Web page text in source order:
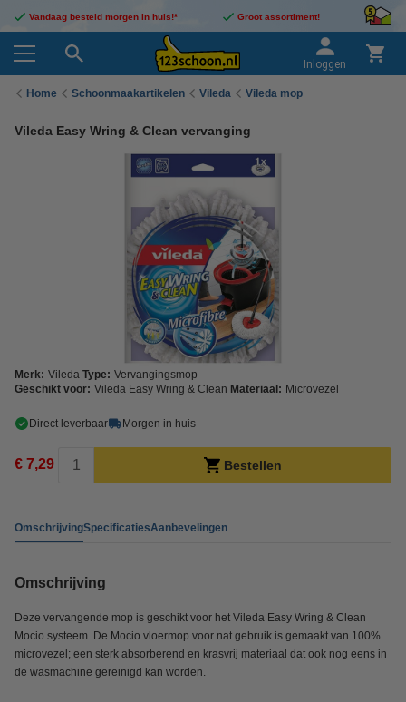
Vandaag besteld morgen in huis!* Groot assortiment!
Inloggen
Home Schoonmaakartikelen Vileda Vileda mop
Vileda Easy Wring & Clean vervanging
Merk: Vileda Type: Vervangingsmop
Geschikt voor: Vileda Easy Wring & Clean Materiaal: Microvezel
Direct leverbaar Morgen in huis
€ 7,29 Bestellen
OmschrijvingSpecificatiesAanbevelingen
Omschrijving
Deze vervangende mop is geschikt voor het Vileda Easy Wring & Clean
Mocio systeem. De Mocio vloermop voor nat gebruik is gemaakt van 100%
microvezel; een sterk absorberend en krasvrij materiaal dat ook nog eens in
de wasmachine gereinigd kan worden.